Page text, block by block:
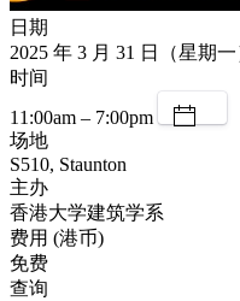
日期
2025 年 3 月 31 日（星期
时间
11:00am – 7:00pm
场地
S510, Staunton
主办
香港大学建筑学系
费用 (港币)
免费
查询